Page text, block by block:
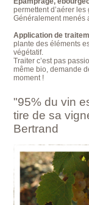
permettent d’aérer
Généralement menés
Application de
plante des éléments
végétatif.
Traiter c’est pas
même bio, demande
moment !
"95% du vin
tire de sa
Bertrand